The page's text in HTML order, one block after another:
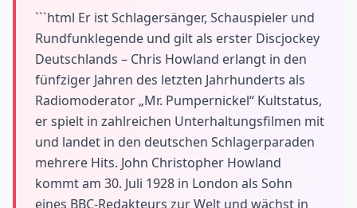
```html Er ist Schlagersänger, Schauspieler und
Rundfunklegende und gilt als erster Discjockey
Deutschlands – Chris Howland erlangt in den
fünfziger Jahren des letzten Jahrhunderts als
Radiomoderator „Mr. Pumpernickel“ Kultstatus,
er spielt in zahlreichen Unterhaltungsfilmen mit
und landet in den deutschen Schlagerparaden
mehrere Hits. John Christopher Howland
kommt am 30. Juli 1928 in London als Sohn
eines BBC-Redakteurs zur Welt und wächst in